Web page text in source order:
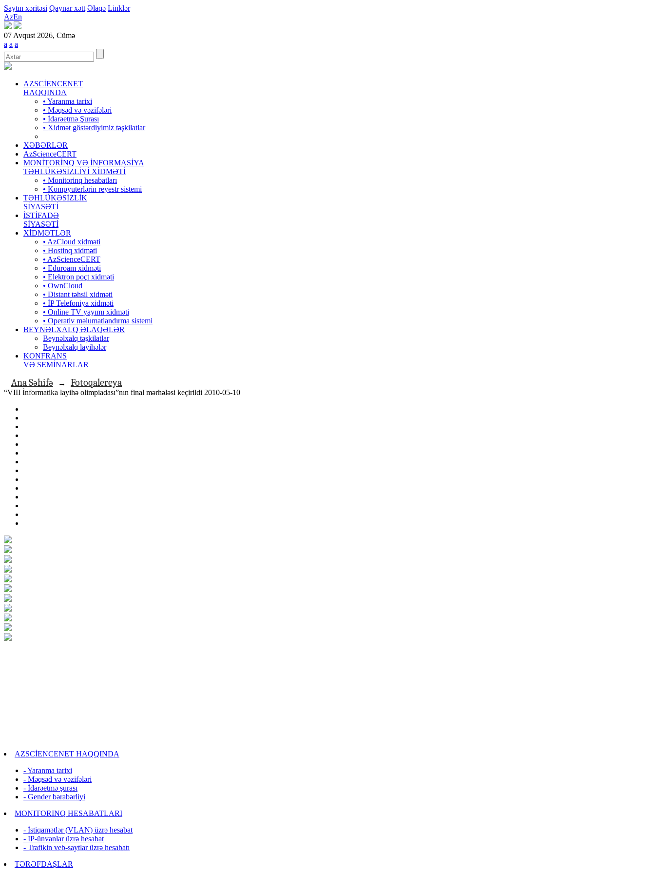
Saytın xəritəsi Qaynar xətt Əlaqə Linklər
AzEn
07 Avqust 2026, Cümə
a a a
AZSCİENCENET
HAQQINDA
• Yaranma tarixi
• Məqsəd və vəzifələri
• İdarəetmə Şurası
• Xidmət göstərdiyimiz təşkilatlar
XƏBƏRLƏR
AzScienceCERT
MONİTORİNQ VƏ İNFORMASİYA
TƏHLÜKƏSİZLİYİ XİDMƏTİ
• Monitorinq hesabatları
• Kompyuterlərin reyestr sistemi
TƏHLÜKƏSİZLİK
SİYASƏTİ
İSTİFADƏ
SİYASƏTİ
XİDMƏTLƏR
• AzCloud xidməti
• Hostinq xidməti
• AzScienceCERT
• Eduroam xidməti
• Elektron poçt xidməti
• OwnCloud
• Distant təhsil xidməti
• İP Telefoniya xidməti
• Оnline TV yayımı xidməti
• Operativ məlumatlandırma sistemi
BEYNƏLXALQ ƏLAQƏLƏR
Beynəlxalq təşkilatlar
Beynəlxalq layihələr
KONFRANS
VƏ SEMİNARLAR
Ana Səhifə → Fotoqalereya
“VIII İnformatika layihə olimpiadası”nın final mərhələsi keçirildi 2010-05-10
AZSCİENCENET HAQQINDA
- Yaranma tarixi
- Məqsəd və vəzifələri
- İdarəetmə şurası
- Gender bərabərliyi
MONITORINQ HESABATLARI
- İstiqamətlər (VLAN) üzrə hesabat
- IP-ünvanlar üzrə hesabat
- Trafikin veb-saytlar üzrə hesabatı
TƏRƏFDAŞLAR